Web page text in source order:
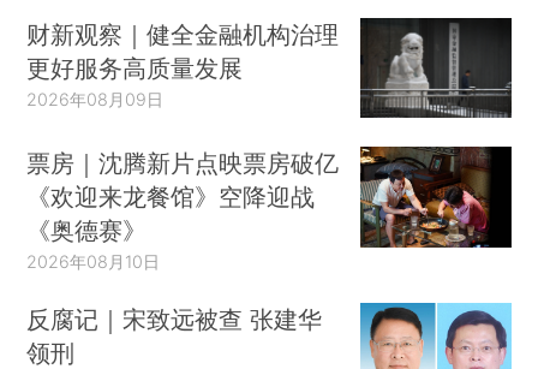
财新观察｜健全金融机构治理
更好服务高质量发展
2026年08月09日
票房｜沈腾新片点映票房破亿
《欢迎来龙餐馆》空降迎战
《奥德赛》
2026年08月10日
反腐记｜宋致远被查 张建华
领刑